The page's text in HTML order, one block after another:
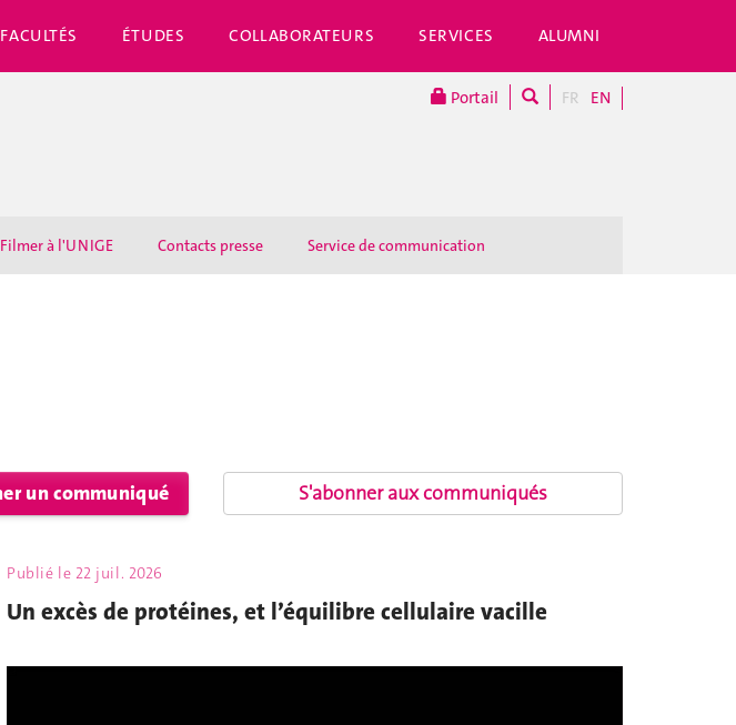
FACULTÉS ÉTUDES COLLABORATEURS SERVICES ALUMNI
Portail FR EN
Filmer à l'UNIGE Contacts presse Service de communication
S'abonner aux communiqués
Publié le 22 juil. 2026
Un excès de protéines, et l’équilibre cellulaire vacille